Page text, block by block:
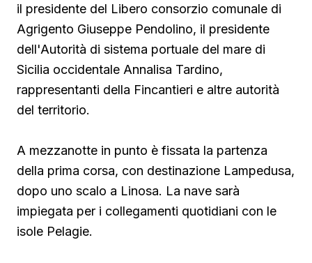
il presidente del Libero consorzio comunale di
Agrigento Giuseppe Pendolino, il presidente
dell'Autorità di sistema portuale del mare di
Sicilia occidentale Annalisa Tardino,
rappresentanti della Fincantieri e altre autorità
del territorio.
A mezzanotte in punto è fissata la partenza
della prima corsa, con destinazione Lampedusa,
dopo uno scalo a Linosa. La nave sarà
impiegata per i collegamenti quotidiani con le
isole Pelagie.